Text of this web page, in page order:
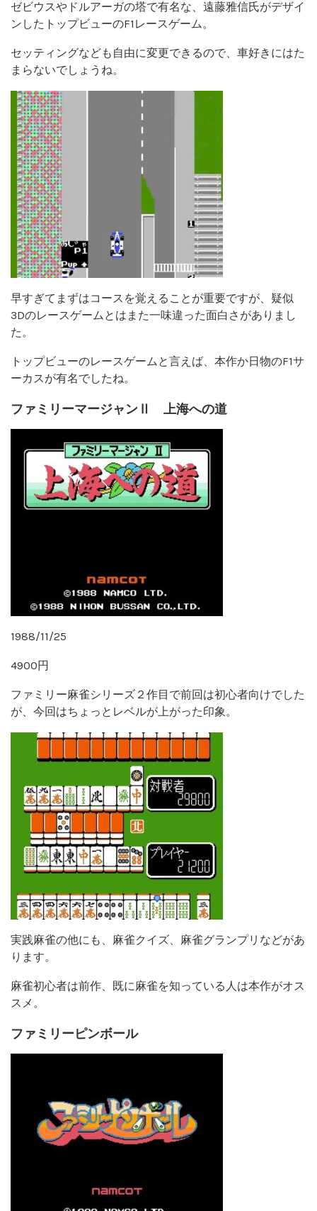
ゼビウスやドルアーガの塔で有名な、遠藤雅信氏がデザイ
ンしたトップビューのF1レースゲーム。
セッティングなども自由に変更できるので、車好きにはた
まらないでしょうね。
早すぎてまずはコースを覚えることが重要ですが、疑似
3Dのレースゲームとはまた一味違った面白さがありまし
た。
トップビューのレースゲームと言えば、本作か日物のF1サ
ーカスが有名でしたね。
ファミリーマージャンⅡ 上海への道
1988/11/25
4900円
ファミリー麻雀シリーズ２作目で前回は初心者向けでした
が、今回はちょっとレベルが上がった印象。
実践麻雀の他にも、麻雀クイズ、麻雀グランプリなどがあ
ります。
麻雀初心者は前作、既に麻雀を知っている人は本作がオス
スメ。
ファミリーピンボール